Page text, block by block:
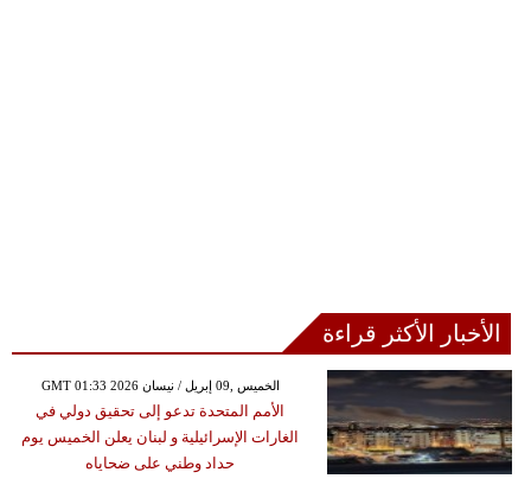
الأخبار الأكثر قراءة
GMT 01:33 2026 الخميس ,09 إبريل / نيسان
الأمم المتحدة تدعو إلى تحقيق دولي في
الغارات الإسرائيلية و لبنان يعلن الخميس يوم
حداد وطني على ضحاياه